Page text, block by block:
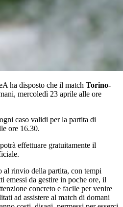
ha disposto che il match Torino-
mercoledì 23 aprile alle ore
caso validi per la partita di
ore 16.30.
effettuare gratuitamente il
al rinvio della partita, con tempi
emessi da gestire in poche ore, il
concreto e facile per venire
ad assistere al match di domani